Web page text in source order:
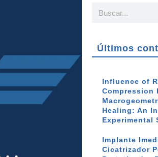
Últimos
Influence of
Compression
Healing: An
Experimental
Implante
Cicatrizador